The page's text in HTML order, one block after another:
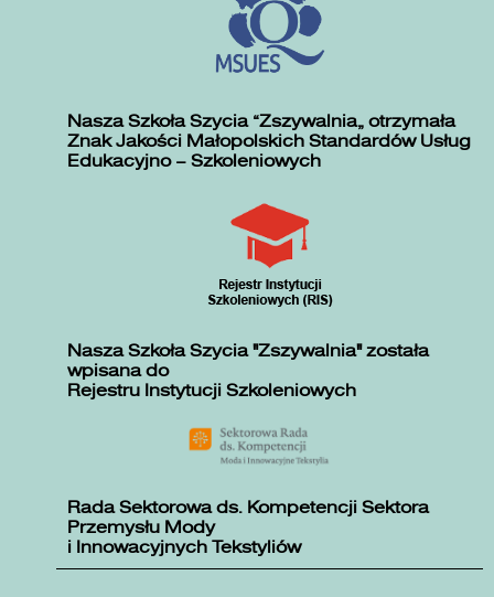
Nasza Szkoła Szycia „Zszywalnia” otrzymała
Znak Jakości Małopolskich Standardów Usług
Edukacyjno – Szkoleniowych
Nasza Szkoła Szycia "Zszywalnia" została
wpisana do
Rejestru Instytucji Szkoleniowych
Rada Sektorowa ds. Kompetencji Sektora
Przemysłu Mody
i Innowacyjnych Tekstyliów